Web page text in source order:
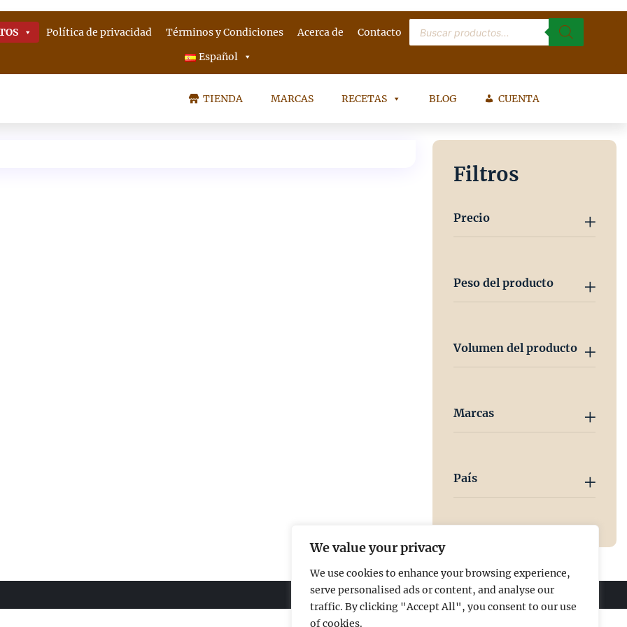
We value your privacy
We use cookies to enhance your browsing experience,
serve personalised ads or content, and analyse our
traffic. By clicking "Accept All", you consent to our use
of cookies.
Política de privacidad Términos y Condiciones Acerca de Contacto
Búsqueda
productos
Español
TIENDA MARCAS RECETAS BLOG CUENTA
Filtros
Precio
Peso del producto
Volumen del producto
Marcas
País